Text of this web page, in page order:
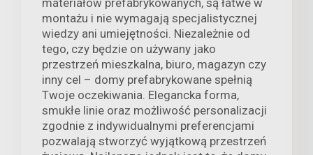
montażu i nie wymagają specjalistycznej
wiedzy ani umiejętności. Niezależnie od
tego, czy będzie on używany jako
przestrzeń mieszkalna, biuro, magazyn czy
inny cel – domy prefabrykowane spełnią
Twoje oczekiwania. Elegancka forma,
smukłe linie oraz możliwość personalizacji
zgodnie z indywidualnymi preferencjami
pozwalają stworzyć wyjątkową przestrzeń